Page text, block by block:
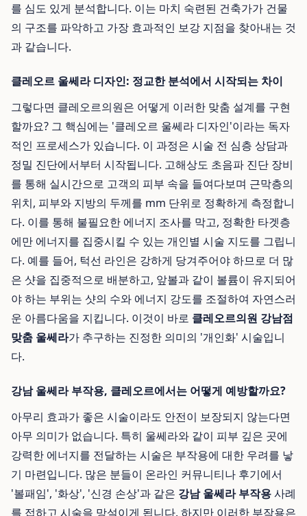
를 심도 있게 분석합니다. 이는 마치 숙련된 건축가가 건물
의 구조를 파악하고 가장 효과적인 보강 지점을 찾아내는 것
과 같습니다.
클레오르 울쎄라 디자인: 정교한 분석에서 시작되는 차이
그렇다면 클레오르의원은 어떻게 이러한 맞춤 설계를 구현
할까요? 그 핵심에는 '클레오르 울쎄라 디자인'이라는 독자
적인 프로세스가 있습니다. 이 과정은 시술 전 심층 상담과
정밀 진단에서부터 시작됩니다. 고해상도 초음파 진단 장비
를 통해 실시간으로 고객의 피부 속을 들여다보며 근막층의
위치, 피부와 지방의 두께를 mm 단위로 정확하게 측정합니
다. 이를 통해 불필요한 에너지 조사를 막고, 정확한 타겟층
에만 에너지를 집중시킬 수 있는 개인별 시술 지도를 그립니
다. 예를 들어, 턱선 라인은 강하게 당겨주어야 하므로 더 많
은 샷을 집중적으로 배분하고, 앞볼과 같이 볼륨이 유지되어
야 하는 부위는 샷의 수와 에너지 강도를 조절하여 자연스러
운 아름다움을 지킵니다. 이것이 바로 클레오르의원 강남점
맞춤 울쎄라가 추구하는 진정한 의미의 '개인화' 시술입니
다.
강남 울쎄라 부작용, 클레오르에서는 어떻게 예방할까요?
아무리 효과가 좋은 시술이라도 안전이 보장되지 않는다면
아무 의미가 없습니다. 특히 울쎄라와 같이 피부 깊은 곳에
강력한 에너지를 전달하는 시술은 부작용에 대한 우려를 낳
기 마련입니다. 많은 분들이 온라인 커뮤니티나 후기에서
'볼패임', '화상', '신경 손상'과 같은 강남 울쎄라 부작용사례
를 접하고 시술을 망설이게 됩니다. 하지만 이러한 부작용은